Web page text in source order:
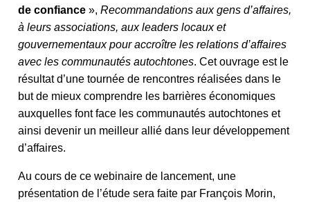
de confiance », Recommandations aux gens d’affaires,
à leurs associations, aux leaders locaux et
gouvernementaux pour accroître les relations d’affaires
avec les communautés autochtones. Cet ouvrage est le
résultat d’une tournée de rencontres réalisées dans le
but de mieux comprendre les barrières économiques
auxquelles font face les communautés autochtones et
ainsi devenir un meilleur allié dans leur développement
d’affaires.
Au cours de ce webinaire de lancement, une
présentation de l’étude sera faite par François Morin,